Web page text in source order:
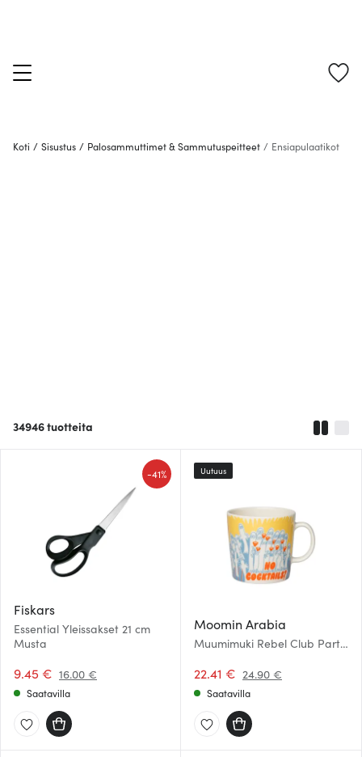
Koti / Sisustus / Palosammuttimet & Sammutuspeitteet / Ensiapulaatikot
34946tuotteita
Fiskars
Essential Yleissakset 21 cm
Musta
9.45 € 16.00 €
-41%
Saatavilla
Moomin Arabia
Muumimuki Rebel Club Party
22.41 € 24.90 €
Uutuus
Saatavilla